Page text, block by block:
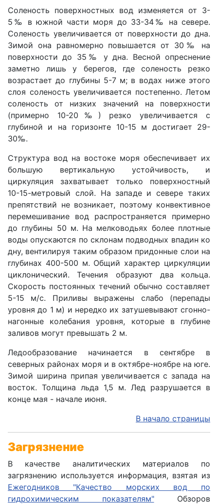
Соленость поверхностных вод изменяется от 3-
5‰ в южной части моря до 33-34‰ на севере.
Соленость увеличивается от поверхности до дна.
Зимой она равномерно повышается от 30‰ на
поверхности до 35‰ у дна. Весной опреснение
заметно лишь у берегов, где соленость резко
возрастает до глубины 5-7 м; в водах ниже этого
слоя соленость увеличивается постепенно. Летом
соленость от низких значений на поверхности
(примерно 10-20‰) резко увеличивается с
глубиной и на горизонте 10-15 м достигает 29-
30‰.
Структура вод на востоке моря обеспечивает их
большую вертикальную устойчивость, и
циркуляция захватывает только поверхностный
10-15-метровый слой. На западе и севере таких
препятствий не возникает, поэтому конвективное
перемешивание вод распространяется примерно
до глубины 50 м. На мелководьях более плотные
воды опускаются по склонам подводных впадин ко
дну, вентилируя таким образом придонные слои на
глубинах 400-500 м. Общий характер циркуляции
циклонический. Течения образуют два кольца.
Скорость постоянных течений обычно составляет
5-15 м/с. Приливы выражены слабо (перепады
уровня до 1 м) и нередко их затушевывают сгонно-
нагонные колебания уровня, которые в глубине
заливов могут превышать 2 м.
Ледообразование начинается в сентябре в
северных районах моря и в октябре-ноябре на юге.
Зимой ширина припая увеличивается с запада на
восток. Толщина льда 1,5 м. Лед разрушается в
конце мая - начале июня.
В начало страницы
Загрязнение
В качестве аналитических материалов по
загрязнению используется информация, взятая из
Ежегодников "Качество морских вод по
гидрохимическим показателям"Обзоров